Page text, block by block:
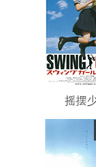
摇摆